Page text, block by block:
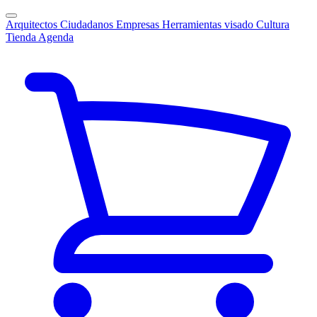
Arquitectos Ciudadanos Empresas Herramientas visado Cultura
Tienda Agenda